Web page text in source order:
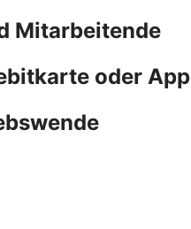
Mitarbeitende
oder App